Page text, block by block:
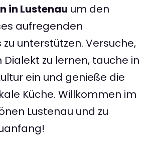
in Lustenau um den
aufregenden
unterstützen. Versuche,
zu lernen, tauche in
ein und genieße die
Küche. Willkommen im
Lustenau und zu